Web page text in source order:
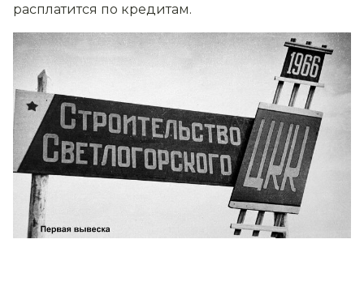
расплатится по кредитам.